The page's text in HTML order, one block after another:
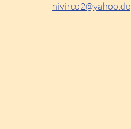
nivirco2@yahoo.de